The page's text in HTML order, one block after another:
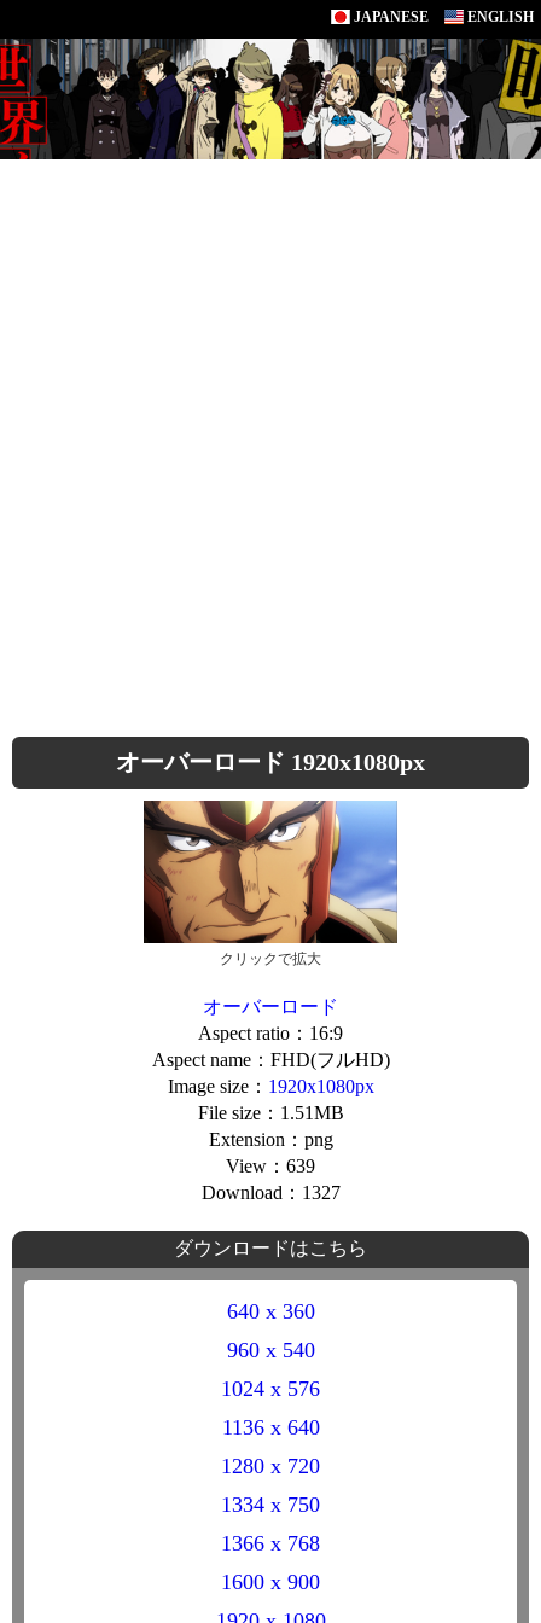
JAPANESE ENGLISH
オーバーロード 1920x1080px
クリックで拡大
オーバーロード
Aspect ratio：16:9
Aspect name：FHD(フルHD)
Image size： 1920x1080px
File size：1.51MB
Extension：png
View：639
Download：1327
ダウンロードはこちら
640 x 360
960 x 540
1024 x 576
1136 x 640
1280 x 720
1334 x 750
1366 x 768
1600 x 900